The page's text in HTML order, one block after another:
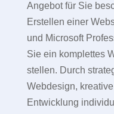
Angebot für Sie
Erstellen einer
und Microsoft
Sie ein komplettes
stellen. Durch
Webdesign,
Entwicklung